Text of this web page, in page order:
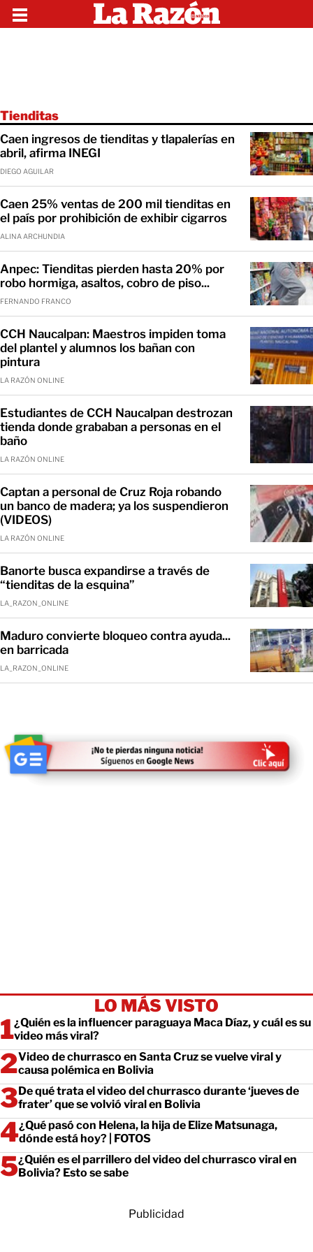
Tienditas
Caen ingresos de tienditas y tlapalerías en
abril, afirma INEGI
DIEGO AGUILAR
Caen 25% ventas de 200 mil tienditas en
el país por prohibición de exhibir cigarros
ALINA ARCHUNDIA
Anpec: Tienditas pierden hasta 20% por
robo hormiga, asaltos, cobro de piso...
FERNANDO FRANCO
CCH Naucalpan: Maestros impiden toma
del plantel y alumnos los bañan con
pintura
LA RAZÓN ONLINE
Estudiantes de CCH Naucalpan destrozan
tienda donde grababan a personas en el
baño
LA RAZÓN ONLINE
Captan a personal de Cruz Roja robando
un banco de madera; ya los suspendieron
(VIDEOS)
LA RAZÓN ONLINE
Banorte busca expandirse a través de
“tienditas de la esquina”
LA_RAZON_ONLINE
Maduro convierte bloqueo contra ayuda...
en barricada
LA_RAZON_ONLINE
LO MÁS VISTO
¿Quién es la influencer paraguaya Maca Díaz, y cuál es su
video más viral?
Video de churrasco en Santa Cruz se vuelve viral y
causa polémica en Bolivia
De qué trata el video del churrasco durante ‘jueves de
frater’ que se volvió viral en Bolivia
¿Qué pasó con Helena, la hija de Elize Matsunaga,
dónde está hoy? | FOTOS
¿Quién es el parrillero del video del churrasco viral en
Bolivia? Esto se sabe
Publicidad